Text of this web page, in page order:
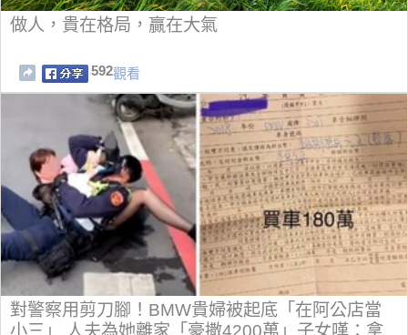
做人，貴在格局，贏在大氣
592觀看
對警察用剪刀腳！BMW貴婦被起底「在阿公店當
小三」 人夫為她離家「豪撒4200萬」子女嘆：拿